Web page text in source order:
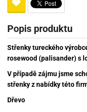
Popis produktu
Střenky tureckého
rosewood (palisander) s
V případě zájmu jsme
střenky z nabídky této
Dřevo